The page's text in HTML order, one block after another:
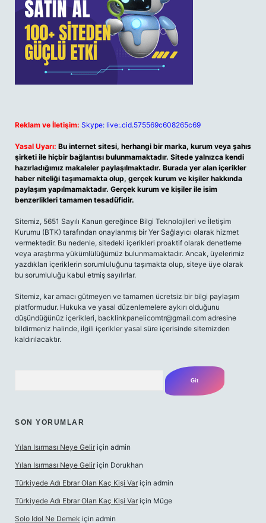
Reklam ve İletişim: Skype: live:.cid.575569c608265c69
Yasal Uyarı: Bu internet sitesi, herhangi bir marka, kurum veya şahıs
şirketi ile hiçbir bağlantısı bulunmamaktadır. Sitede yalnızca kendi
hazırladığımız makaleler paylaşılmaktadır. Burada yer alan içerikler
haber niteliği taşımamakta olup, gerçek kurum ve kişiler hakkında
paylaşım yapılmamaktadır. Gerçek kurum ve kişiler ile isim
benzerlikleri tamamen tesadüfidir.
Sitemiz, 5651 Sayılı Kanun gereğince Bilgi Teknolojileri ve İletişim
Kurumu (BTK) tarafından onaylanmış bir Yer Sağlayıcı olarak hizmet
vermektedir. Bu nedenle, sitedeki içerikleri proaktif olarak denetleme
veya araştırma yükümlülüğümüz bulunmamaktadır. Ancak, üyelerimiz
yazdıkları içeriklerin sorumluluğunu taşımakta olup, siteye üye olarak
bu sorumluluğu kabul etmiş sayılırlar.
Sitemiz, kar amacı gütmeyen ve tamamen ücretsiz bir bilgi paylaşım
platformudur. Hukuka ve yasal düzenlemelere aykırı olduğunu
düşündüğünüz içerikleri, backlinkpanelicomtr@gmail.com adresine
bildirmeniz halinde, ilgili içerikler yasal süre içerisinde sitemizden
kaldırılacaktır.
SON YORUMLAR
Yılan Isırması Neye Gelir için admin
Yılan Isırması Neye Gelir için Dorukhan
Türkiyede Adı Ebrar Olan Kaç Kişi Var için admin
Türkiyede Adı Ebrar Olan Kaç Kişi Var için Müge
Solo Idol Ne Demek için admin